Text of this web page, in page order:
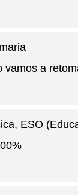
vamos a
, ESO